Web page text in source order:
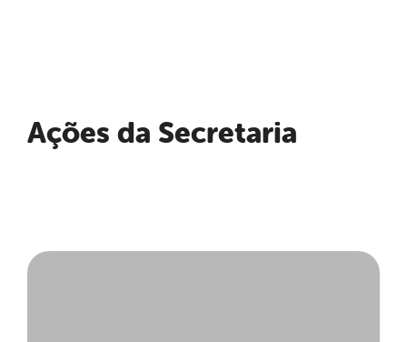
Ações da Secretaria